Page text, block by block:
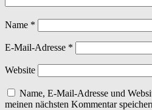
Name *
E-Mail-Adresse *
Website
Name, E-Mail-Adresse und
meinen nächsten Kommentar